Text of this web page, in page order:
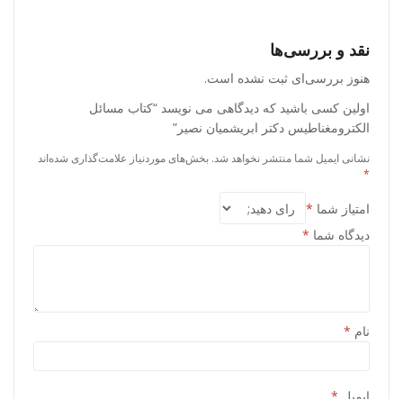
نقد و بررسی‌ها
هنوز بررسی‌ای ثبت نشده است.
اولین کسی باشید که دیدگاهی می نویسد “کتاب مسائل
الکترومغناطیس دکتر ابریشمیان نصیر”
نشانی ایمیل شما منتشر نخواهد شد. بخش‌های موردنیاز علامت‌گذاری شده‌اند
*
امتیاز شما *
دیدگاه شما *
نام *
ایمیل *